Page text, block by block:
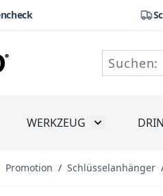
submenu for Schreibgeräte
WERKZEUG Toggle
Promotion / Schlüsselanhänger